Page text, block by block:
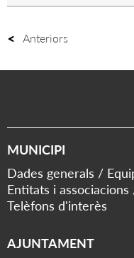
Anteriors
MUNICIPI
Dades generals
Entitats i associacions
Telèfons d'interès
AJUNTAMENT